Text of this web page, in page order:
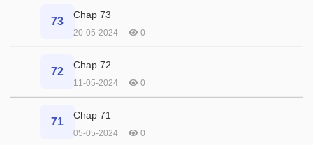
73
Chap 73
20-05-2024 0
72
Chap 72
11-05-2024 0
71
Chap 71
05-05-2024 0